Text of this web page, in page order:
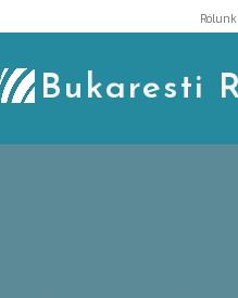
to
content
Rólunk
Bukaresti